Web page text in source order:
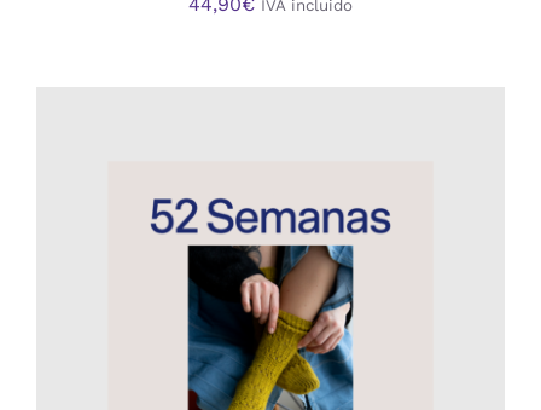
IVA incluido
AÑADIR AL CARRITO